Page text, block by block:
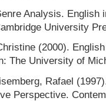
Analysis. English
University
(2000).
The University of
Rafael
Perspective.